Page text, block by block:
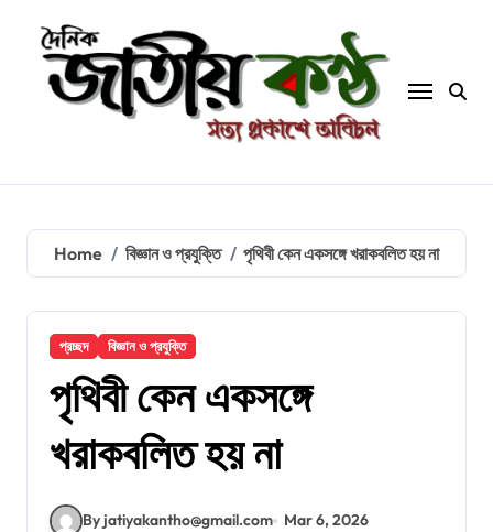
content
Home বিজ্ঞান ও প্রযুক্তি পৃথিবী কেন একসঙ্গে খরাকবলিত হয় না
প্রচ্ছদ বিজ্ঞান ও প্রযুক্তি
পৃথিবী কেন একসঙ্গে
খরাকবলিত হয় না
By jatiyakantho@gmail.com
Mar 6, 2026